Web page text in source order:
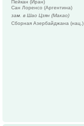
Пейкан (Иран)
Сан Лоренсо (Аргентина)
зам. в Шао Цзян (Макао)
Сборная Азербайджана (нац.)